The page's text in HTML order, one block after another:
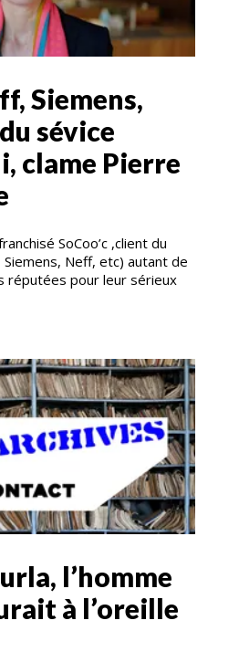
Siemens,
sévice
clame Pierre
SoCoo’c ,client du
Siemens, Neff, etc) autant de
réputées pour leur sérieux
l’homme
à l’oreille